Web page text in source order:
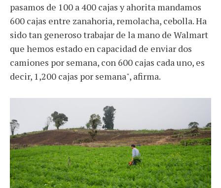
pasamos de 100 a 400 cajas y ahorita mandamos
600 cajas entre zanahoria, remolacha, cebolla. Ha
sido tan generoso trabajar de la mano de Walmart
que hemos estado en capacidad de enviar dos
camiones por semana, con 600 cajas cada uno, es
decir, 1,200 cajas por semana", afirma.